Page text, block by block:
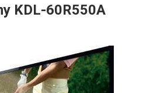
KDL-60R550A